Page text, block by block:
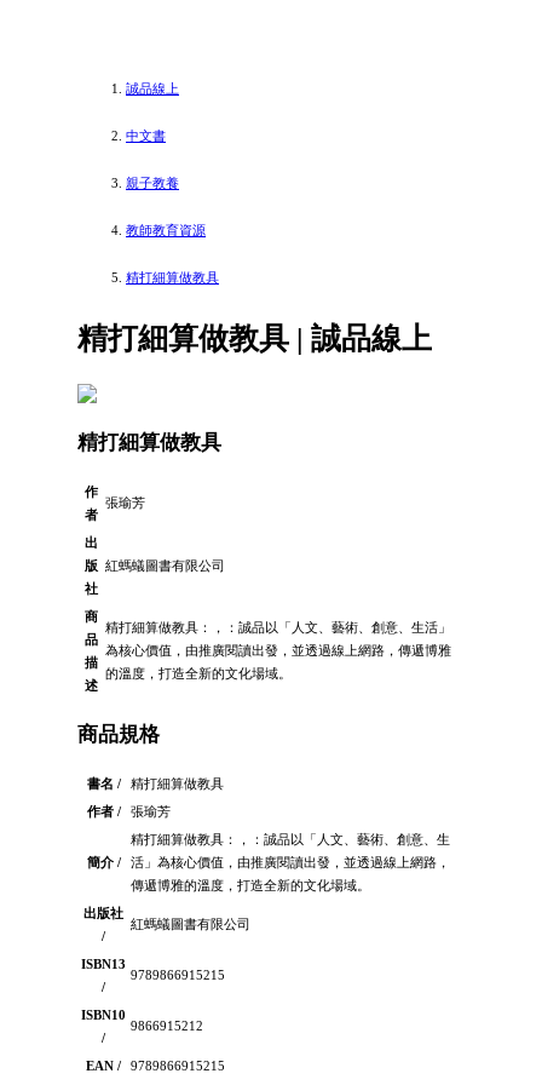
誠品線上
中文書
親子教養
教師教育資源
精打細算做教具
精打細算做教具 | 誠品線上
精打細算做教具
作
者
張瑜芳
出
版
社
紅螞蟻圖書有限公司
商
品
描
述
精打細算做教具：，：誠品以「人文、藝術、創意、生活」
為核心價值，由推廣閱讀出發，並透過線上網路，傳遞博雅
的溫度，打造全新的文化場域。
商品規格
書名 /
精打細算做教具
作者 /
張瑜芳
簡介 /
精打細算做教具：，：誠品以「人文、藝術、創意、生
活」為核心價值，由推廣閱讀出發，並透過線上網路，
傳遞博雅的溫度，打造全新的文化場域。
出版社
/
紅螞蟻圖書有限公司
ISBN13
/
9789866915215
ISBN10
/
9866915212
EAN / 9789866915215